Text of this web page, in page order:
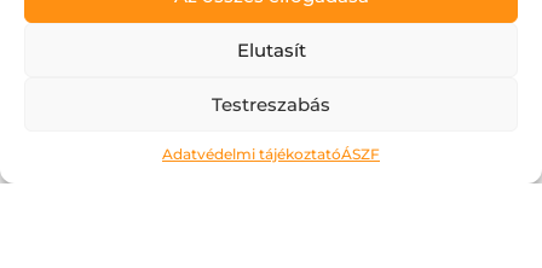
Elutasít
Testreszabás
Adatvédelmi tájékoztatóÁSZF
Ne kockáztass!